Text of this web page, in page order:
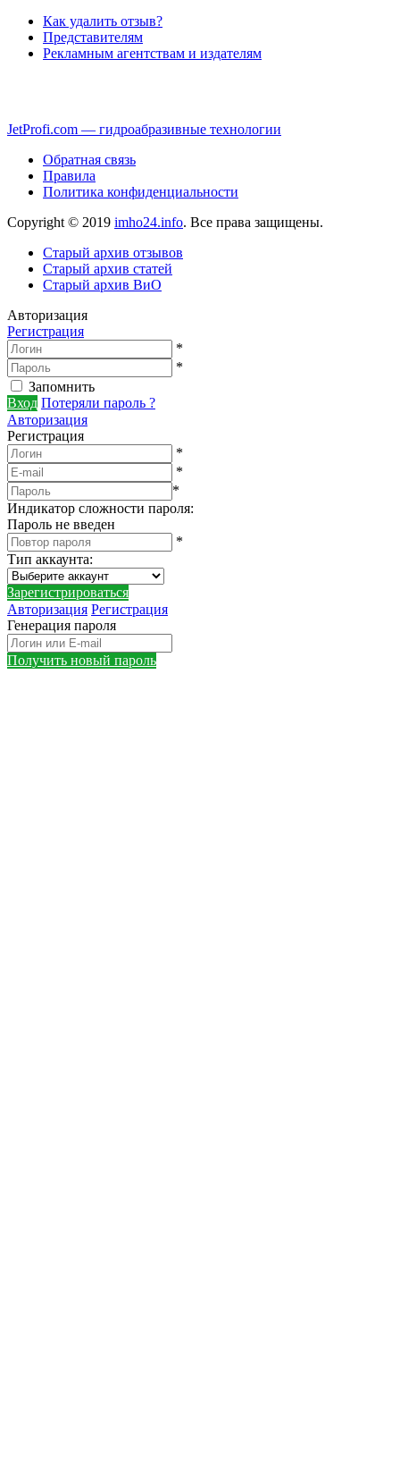
Как удалить отзыв?
Представителям
Рекламным агентствам и издателям
JetProfi.com — гидроабразивные технологии
Обратная связь
Правила
Политика конфиденциальности
Copyright © 2019 imho24.info. Все права защищены.
Старый архив отзывов
Старый архив статей
Старый архив ВиО
Авторизация
Регистрация
*
*
Запомнить
Вход Потеряли пароль ?
Авторизация
Регистрация
*
*
*
Индикатор сложности пароля:
Пароль не введен
*
Тип аккаунта:
Зарегистрироваться
Авторизация Регистрация
Генерация пароля
Получить новый пароль